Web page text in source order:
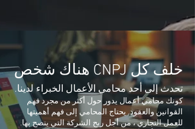
خلف كل CNPJ هناك شخص
تحدث إلى أحد محامي الأعمال الخبراء لدينا.
كونك محامي أعمال يدور حول أكثر من مجرد فهم
القوانين والعقود. يحتاج المحامي إلى فهم أهميتها
للعمل التجاري ، من أجل ربح الشركة التي ينصح بها.